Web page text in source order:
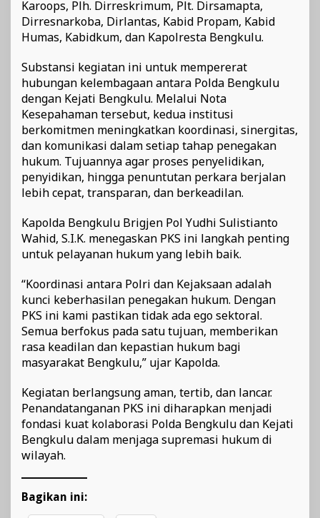
Karoops, Plh. Dirreskrimum, Plt. Dirsamapta,
Dirresnarkoba, Dirlantas, Kabid Propam, Kabid
Humas, Kabidkum, dan Kapolresta Bengkulu.
Substansi kegiatan ini untuk mempererat
hubungan kelembagaan antara Polda Bengkulu
dengan Kejati Bengkulu. Melalui Nota
Kesepahaman tersebut, kedua institusi
berkomitmen meningkatkan koordinasi, sinergitas,
dan komunikasi dalam setiap tahap penegakan
hukum. Tujuannya agar proses penyelidikan,
penyidikan, hingga penuntutan perkara berjalan
lebih cepat, transparan, dan berkeadilan.
Kapolda Bengkulu Brigjen Pol Yudhi Sulistianto
Wahid, S.I.K. menegaskan PKS ini langkah penting
untuk pelayanan hukum yang lebih baik.
“Koordinasi antara Polri dan Kejaksaan adalah
kunci keberhasilan penegakan hukum. Dengan
PKS ini kami pastikan tidak ada ego sektoral.
Semua berfokus pada satu tujuan, memberikan
rasa keadilan dan kepastian hukum bagi
masyarakat Bengkulu,” ujar Kapolda.
Kegiatan berlangsung aman, tertib, dan lancar.
Penandatanganan PKS ini diharapkan menjadi
fondasi kuat kolaborasi Polda Bengkulu dan Kejati
Bengkulu dalam menjaga supremasi hukum di
wilayah.
Bagikan ini: